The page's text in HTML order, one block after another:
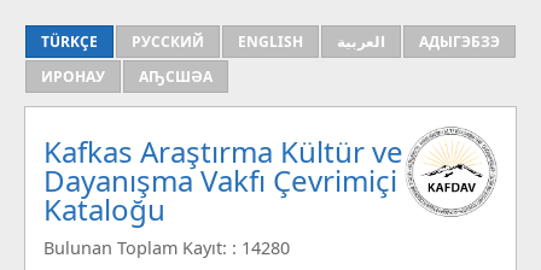
TÜRKÇE РУССКИЙ ENGLISH العربية
АДЫГЭБЗЭ
ИРОНАУ
АҦСШӘА
Kafkas Araştırma Kültür ve
Dayanışma Vakfı Çevrimiçi
Kataloğu
Bulunan Toplam Kayıt: : 14280